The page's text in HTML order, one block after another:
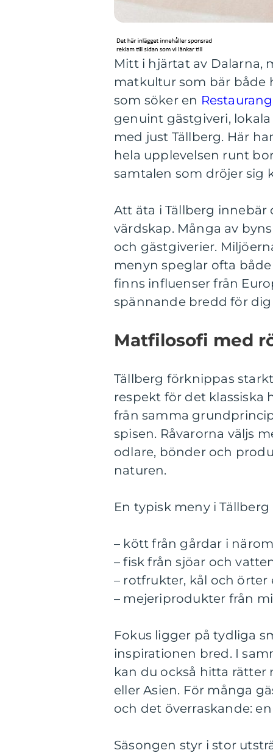
Mitt i hjärtat av Dalarna,
matkultur som bär både
som söker en
genuint gästgiveri,
med just Tällberg. Här
hela upplevelsen runt
samtalen som dröjer sig
Att äta i Tällberg
värdskap. Många av
och gästgiverier.
menyn speglar ofta
finns influenser från
spännande bredd för
Matfilosofi med
Tällberg förknippas
respekt för det klassiska
från samma
spisen. Råvarorna väljs
odlare, bönder och
naturen.
En typisk meny i
– kött från gårdar i
– fisk från sjöar och
– rotfrukter, kål och örter
– mejeriprodukter från
Fokus ligger på tydliga
inspirationen bred. I
kan du också hitta rätter
eller Asien. För många
och det överraskande:
Säsongen styr i stor